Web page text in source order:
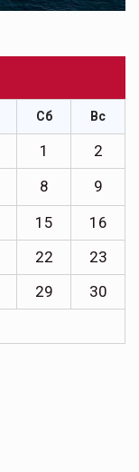
Сб Вс
1
2
8
9
15
16
22
23
29
30